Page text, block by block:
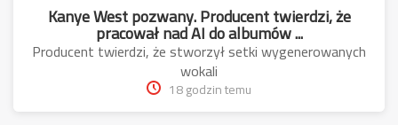
Kanye West pozwany. Producent twierdzi, że
pracował nad AI do albumów ...
Producent twierdzi, że stworzył setki wygenerowanych
wokali
18 godzin temu